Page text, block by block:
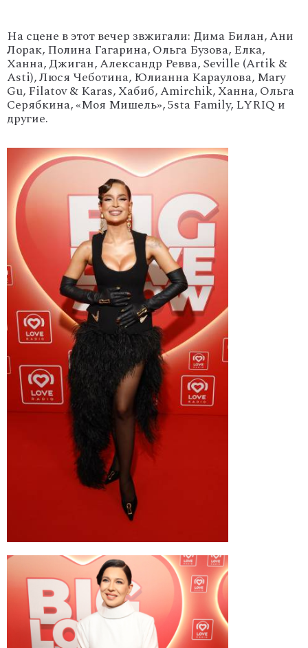
На сцене в этот вечер звжигали: Дима Билан, Ани
Лорак, Полина Гагарина, Ольга Бузова, Елка,
Ханна, Джиган, Александр Ревва, Seville (Artik &
Asti), Люся Чеботина, Юлианна Караулова, Mary
Gu, Filatov & Karas, Хабиб, Amirchik, Ханна, Ольга
Серябкина, «Моя Мишель», 5sta Family, LYRIQ и
другие.
'